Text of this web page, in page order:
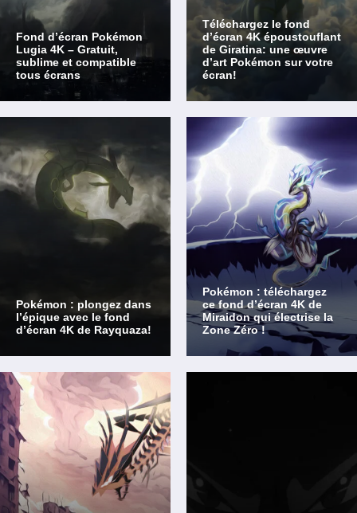
Fond d’écran Pokémon
Lugia 4K – Gratuit,
sublime et compatible
tous écrans
Téléchargez le fond
d’écran 4K époustouflant
de Giratina: une œuvre
d’art Pokémon sur votre
écran!
Pokémon : plongez dans
l’épique avec le fond
d’écran 4K de Rayquaza!
Pokémon : téléchargez
ce fond d’écran 4K de
Miraidon qui électrise la
Zone Zéro !